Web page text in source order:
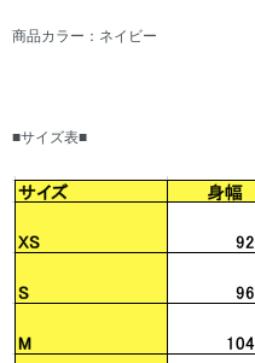
商品カラー：ネイビー
■サイズ表■